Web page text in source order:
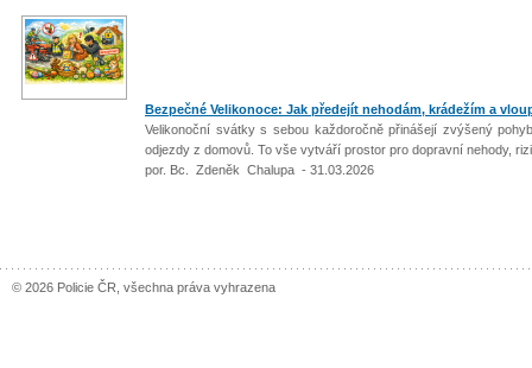
Bezpečné Velikonoce: Jak předejít nehodám, krádežím a
Velikonoční svátky s sebou každoročně přinášejí zvýšený
odjezdy z domovů. To vše vytváří prostor pro dopravní nehody,
por. Bc. Zdeněk Chalupa - 31.03.2026
© 2026 Policie ČR, všechna práva vyhrazena